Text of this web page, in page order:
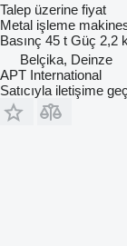
Talep üzerine fiyat
Metal işleme
Basınç 45 t Güç 2,2
Belçika, Deinze
APT International
Satıcıyla iletişime geç